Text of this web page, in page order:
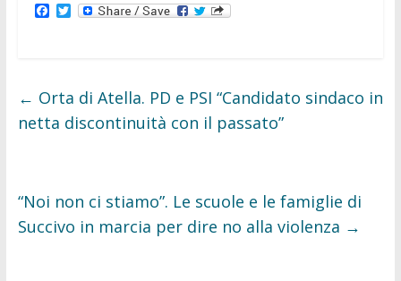
F
o
T
r
← Orta di Atella. PD e PSI “Candidato sindaco in
netta discontinuità con il passato”
“Noi non ci stiamo”. Le scuole e le famiglie di
Succivo in marcia per dire no alla violenza →